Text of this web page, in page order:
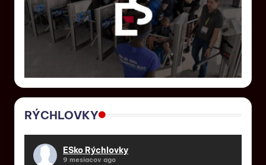
RÝCHLOVKY
ESko Rýchlovky
9 mesiacov ago